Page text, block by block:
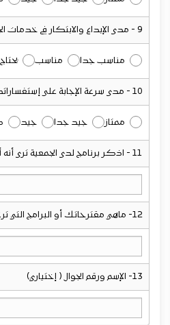
9 - مدى الإبداع والابتكار في خدمات الجمعية :
مناسب جدا مناسب
10 - مدى سرعة الإجابة على إستفساراتكم :
ممتاز جيد جدا جيد
11 - اذكر برنامج لدى الجمعية ترى أنه أفضل ما تقدمه الجمعية ؟
12- ماهي مقترحاتك أو البرامج التي ترغب من الجمعية إقامتها ؟
13- الإسم ورقم الجوال ( إختياري)